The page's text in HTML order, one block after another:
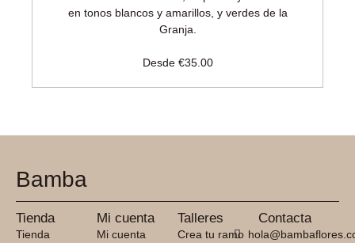
en tonos blancos y amarillos, y verdes de la
Granja.
Desde €35.00
Bamba
Tienda
Tienda
Mi cuenta
Mi cuenta
Talleres
Crea tu ramo
Contacta